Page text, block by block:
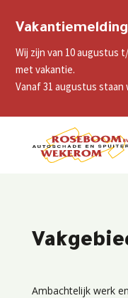
Vakantiemelding
Wij zijn van 10 augustus
met vakantie.
Vanaf 31 augustus staan
Ambachtelijk werk